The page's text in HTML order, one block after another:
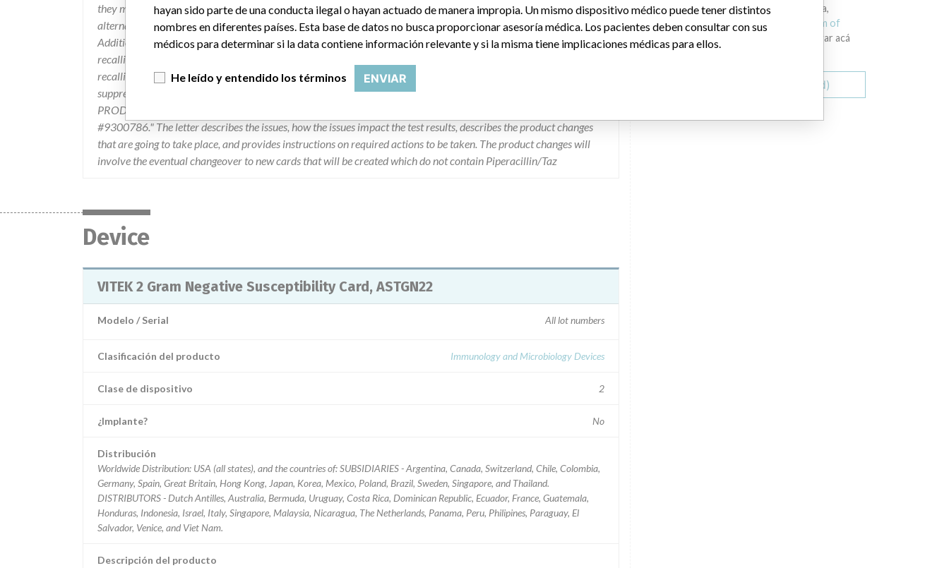
they must perform an alternate test for TZP/E. coli combinations and that customers must also perform an
alternate method prior to reporting TZP results when a resistant result is obtained for the TZP/K. pneumoniae.
Additionally, this recall letter will accompany shipments of instrument software kits for the new customers. The
recalling firm issued a press release on 10/27/10 via the Associated Press notifying the public of the recall. The
recalling firm expanded their recall to add 7 more organisms to the list of organism testing that were to be
suppressed. As a result the recalling firm issued a letter dated 3/30/11 via Fed Ex on 4/4/11 flagged "URGENT
PRODUCT CORRECTION NOTICE (EXPANDED RECALL), VITEK 2 Piperacillin/Tazobactam Test, Document
#9300786." The letter describes the issues, how the issues impact the test results, describes the product changes
that are going to take place, and provides instructions on required actions to be taken. The product changes will
involve the eventual changeover to new cards that will be created which do not contain Piperacillin/Taz
Device
VITEK 2 Gram Negative Susceptibility Card, ASTGN22
Modelo / Serial All lot numbers
Clasificación del producto Immunology and Microbiology Devices
Clase de dispositivo 2
¿Implante? No
Distribución
Worldwide Distribution: USA (all states), and the countries of: SUBSIDIARIES - Argentina, Canada, Switzerland, Chile, Colombia,
Germany, Spain, Great Britain, Hong Kong, Japan, Korea, Mexico, Poland, Brazil, Sweden, Singapore, and Thailand.
DISTRIBUTORS - Dutch Antilles, Australia, Bermuda, Uruguay, Costa Rica, Dominican Republic, Ecuador, France, Guatemala,
Honduras, Indonesia, Israel, Italy, Singapore, Malaysia, Nicaragua, The Netherlands, Panama, Peru, Philipines, Paraguay, El
Salvador, Venice, and Viet Nam.
Descripción del producto
Attribution-ShareAlike. Al usar esta data,
siempre citar alInternational Consortium of
Investigative Journalists
. Puede descargar acá
una copia de la base de datos.
Descargar todo (zipped)
hayan sido parte de una conducta ilegal o hayan actuado de manera impropia. Un mismo dispositivo médico puede tener distintos
nombres en diferentes países. Esta base de datos no busca proporcionar asesoría médica. Los pacientes deben consultar con sus
médicos para determinar si la data contiene información relevante y si la misma tiene implicaciones médicas para ellos.
He leído y entendido los términos ENVIAR